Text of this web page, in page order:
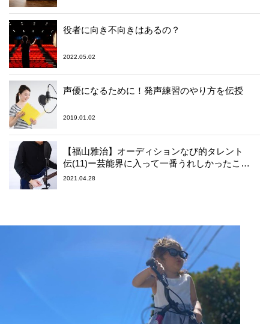
役者に向き不向きはあるの？
2022.05.02
声優になるために！発声練習のやり方を伝授
2019.01.02
【福山雅治】オーディションなび的タレント
伝(11)ー芸能界に入って一番うれしかったこと
とは？
2021.04.28